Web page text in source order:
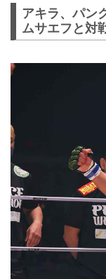
アキラ、パン
ムサエフと対